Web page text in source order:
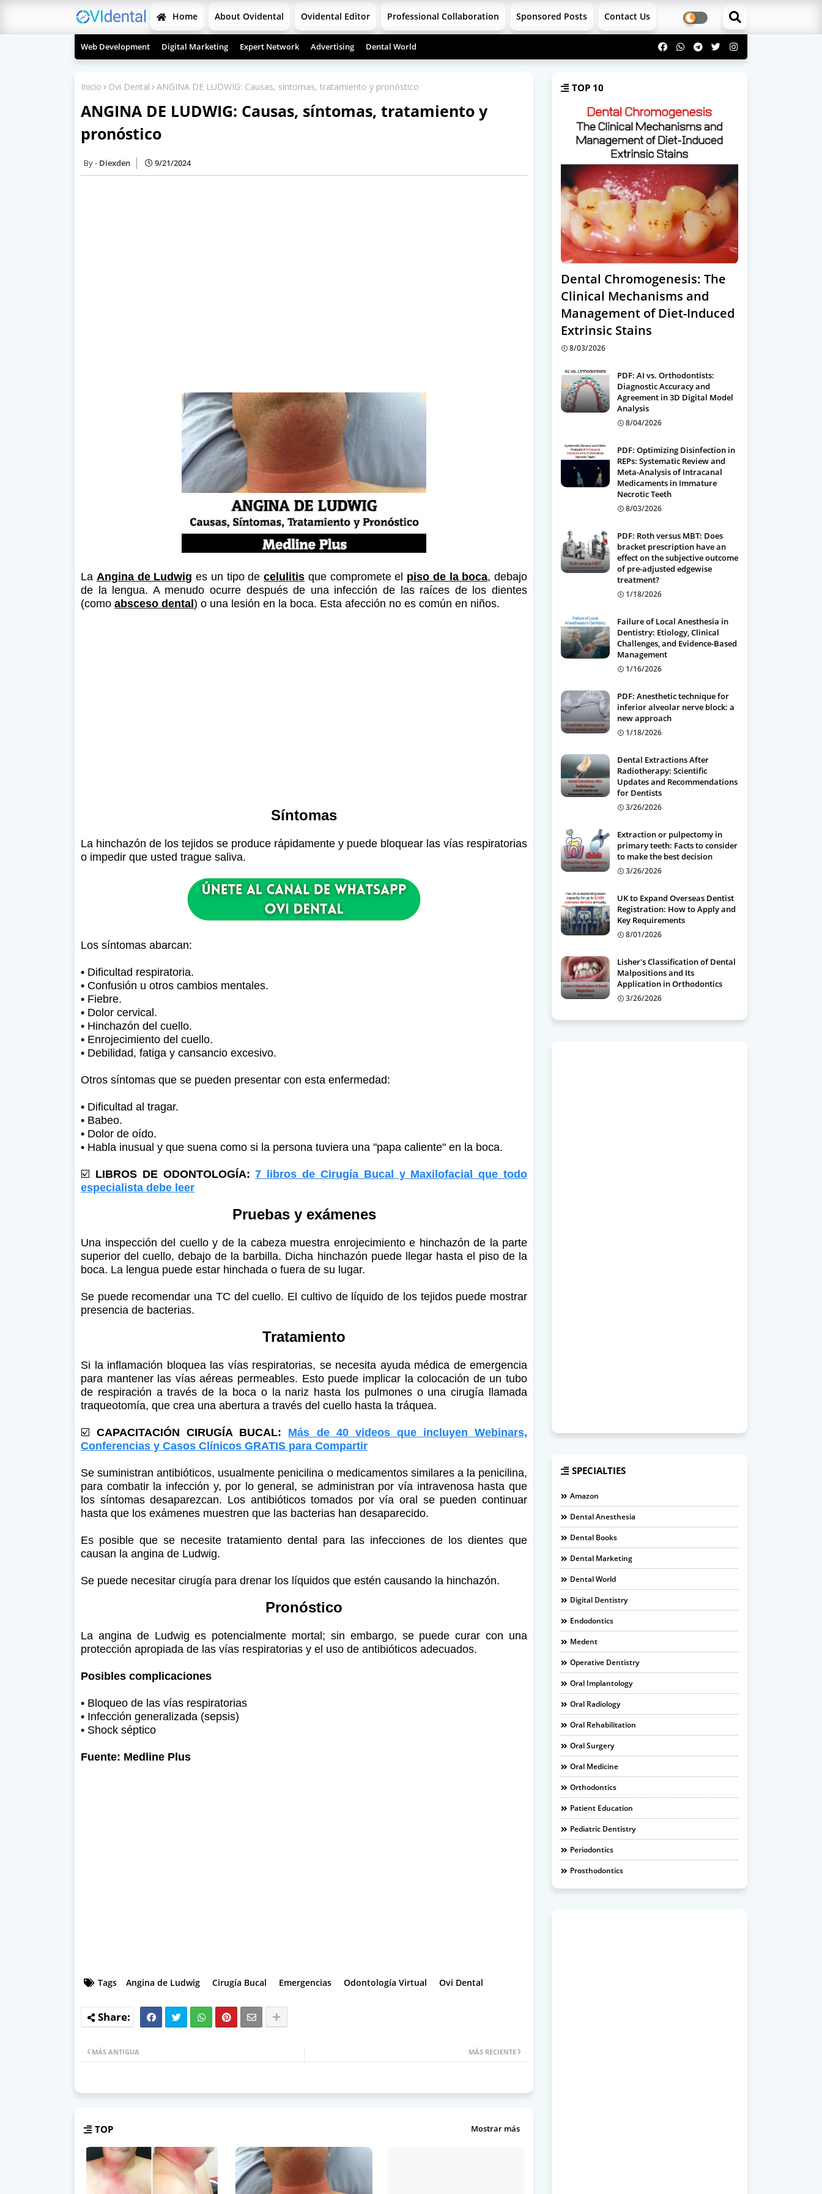
Home About Ovidental Ovidental Editor Professional Collaboration Sponsored Posts Contact Us
Web Development Digital Marketing Expert Network Advertising Dental World
Inicio Ovi Dental ANGINA DE LUDWIG: Causas, síntomas, tratamiento y pronóstico
ANGINA DE LUDWIG: Causas, síntomas, tratamiento y
pronóstico
Diexden 9/21/2024
La Angina de Ludwig es un tipo de celulitis que compromete el piso de la boca, debajo
de la lengua. A menudo ocurre después de una infección de las raíces de los dientes
(como absceso dental) o una lesión en la boca. Esta afección no es común en niños.
Síntomas
La hinchazón de los tejidos se produce rápidamente y puede bloquear las vías respiratorias
o impedir que usted trague saliva.
Los síntomas abarcan:
• Dificultad respiratoria.
• Confusión u otros cambios mentales.
• Fiebre.
• Dolor cervical.
• Hinchazón del cuello.
• Enrojecimiento del cuello.
• Debilidad, fatiga y cansancio excesivo.
Otros síntomas que se pueden presentar con esta enfermedad:
• Dificultad al tragar.
• Babeo.
• Dolor de oído.
• Habla inusual y que suena como si la persona tuviera una "papa caliente" en la boca.
☑️ LIBROS DE ODONTOLOGÍA:7 libros de Cirugía Bucal y Maxilofacial que todo
especialista debe leer
Pruebas y exámenes
Una inspección del cuello y de la cabeza muestra enrojecimiento e hinchazón de la parte
superior del cuello, debajo de la barbilla. Dicha hinchazón puede llegar hasta el piso de la
boca. La lengua puede estar hinchada o fuera de su lugar.
Se puede recomendar una TC del cuello. El cultivo de líquido de los tejidos puede mostrar
presencia de bacterias.
Tratamiento
Si la inflamación bloquea las vías respiratorias, se necesita ayuda médica de emergencia
para mantener las vías aéreas permeables. Esto puede implicar la colocación de un tubo
de respiración a través de la boca o la nariz hasta los pulmones o una cirugía llamada
traqueotomía, que crea una abertura a través del cuello hasta la tráquea.
☑️CAPACITACIÓN CIRUGÍA BUCAL: Más de 40 videos que incluyen Webinars,
Conferencias y Casos Clínicos GRATIS para Compartir
Se suministran antibióticos, usualmente penicilina o medicamentos similares a la penicilina,
para combatir la infección y, por lo general, se administran por vía intravenosa hasta que
los síntomas desaparezcan. Los antibióticos tomados por vía oral se pueden continuar
hasta que los exámenes muestren que las bacterias han desaparecido.
Es posible que se necesite tratamiento dental para las infecciones de los dientes que
causan la angina de Ludwig.
Se puede necesitar cirugía para drenar los líquidos que estén causando la hinchazón.
Pronóstico
La angina de Ludwig es potencialmente mortal; sin embargo, se puede curar con una
protección apropiada de las vías respiratorias y el uso de antibióticos adecuados.
Posibles complicaciones
• Bloqueo de las vías respiratorias
• Infección generalizada (sepsis)
• Shock séptico
Fuente: Medline Plus
Tags Angina de Ludwig Cirugía Bucal Emergencias Odontología Virtual Ovi Dental
MÁS RECIENTE
MÁS ANTIGUA
TOP Mostrar más
TOP 10
Dental Chromogenesis: The
Clinical Mechanisms and
Management of Diet-Induced
Extrinsic Stains
8/03/2026
PDF: AI vs. Orthodontists:
Diagnostic Accuracy and
Agreement in 3D Digital Model
Analysis
8/04/2026
PDF: Optimizing Disinfection in
REPs: Systematic Review and
Meta-Analysis of Intracanal
Medicaments in Immature
Necrotic Teeth
8/03/2026
PDF: Roth versus MBT: Does
bracket prescription have an
effect on the subjective outcome
of pre-adjusted edgewise
treatment?
1/18/2026
Failure of Local Anesthesia in
Dentistry: Etiology, Clinical
Challenges, and Evidence-Based
Management
1/16/2026
PDF: Anesthetic technique for
inferior alveolar nerve block: a
new approach
1/18/2026
Dental Extractions After
Radiotherapy: Scientific
Updates and Recommendations
for Dentists
3/26/2026
Extraction or pulpectomy in
primary teeth: Facts to consider
to make the best decision
3/26/2026
UK to Expand Overseas Dentist
Registration: How to Apply and
Key Requirements
8/01/2026
Lisher's Classification of Dental
Malpositions and Its
Application in Orthodontics
3/26/2026
SPECIALTIES
Amazon
Dental Anesthesia
Dental Books
Dental Marketing
Dental World
Digital Dentistry
Endodontics
Medent
Operative Dentistry
Oral Implantology
Oral Radiology
Oral Rehabilitation
Oral Surgery
Oral Medicine
Orthodontics
Patient Education
Pediatric Dentistry
Periodontics
Prosthodontics